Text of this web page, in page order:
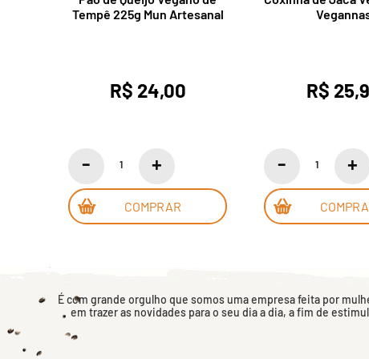
Tempê 225g Mun Artesanal
R$ 24,00
COMPRAR
R$
É com grande orgulho que somos uma empresa feita por
em trazer as novidades para o seu dia a dia, a fim de